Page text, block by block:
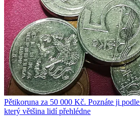
Pětikoruna za 50 000 Kč. Poznáte ji
který většina lidí přehlédne